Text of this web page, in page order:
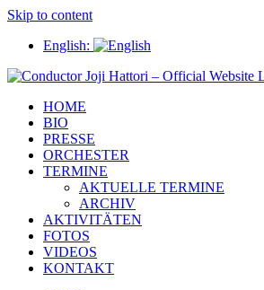
Skip to content
English:
HOME
BIO
PRESSE
ORCHESTER
TERMINE
AKTUELLE TERMINE
ARCHIV
AKTIVITÄTEN
FOTOS
VIDEOS
KONTAKT